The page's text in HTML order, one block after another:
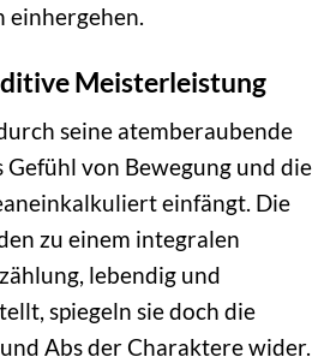
einhergehen.
Meisterleistung
seine atemberaubende
Gefühl von Bewegung und die
einfängt. Die
zu einem integralen
lebendig und
spiegeln sie doch die
Abs der Charaktere wider.